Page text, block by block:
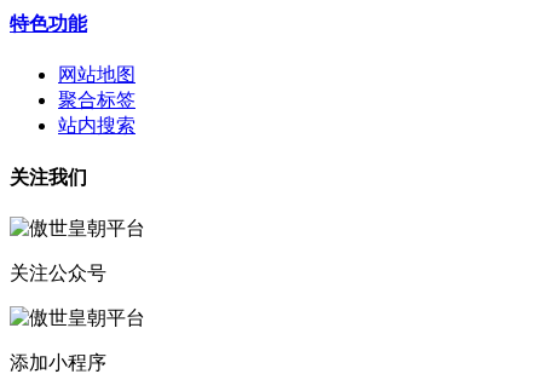
特色功能
网站地图
聚合标签
站内搜索
关注我们
关注公众号
添加小程序